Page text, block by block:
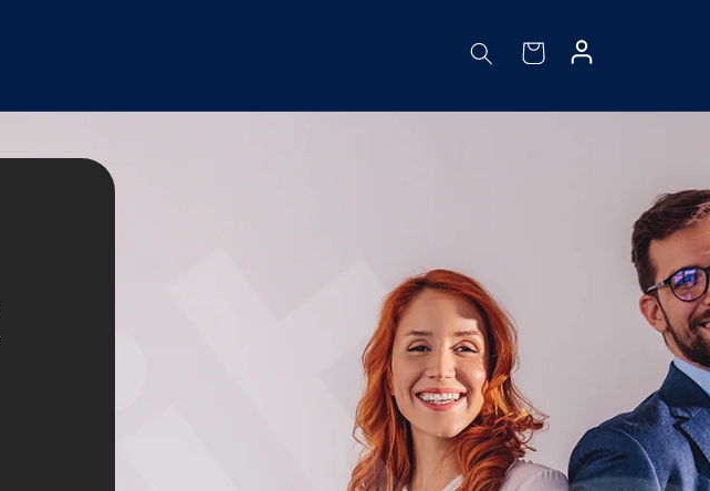
Carrinho
Fazer
login